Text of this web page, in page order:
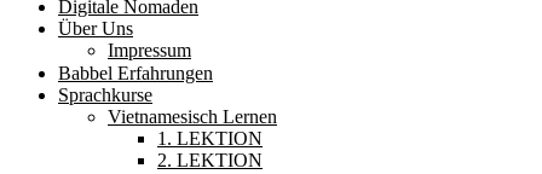
Digitale Nomaden
Über Uns
Impressum
Babbel Erfahrungen
Sprachkurse
Vietnamesisch Lernen
1. LEKTION
2. LEKTION